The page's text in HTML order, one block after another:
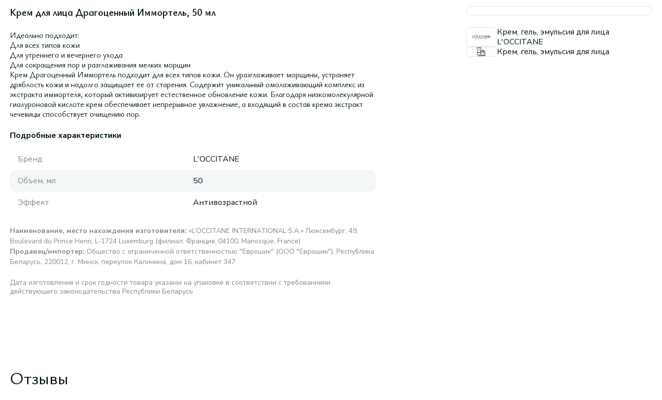
Крем для лица Драгоценный Иммортель, 50 мл
Идеально подходит:
Для всех типов кожи
Для утреннего и вечернего ухода
Для сокращения пор и разглаживания мелких морщин
Крем Драгоценный Иммортель подходит для всех типов кожи. Он уразглаживает морщины, устраняет
дряблость кожи и надолго защищает ее от старения. Содержит уникальный омолаживающий комплекс из
экстракта иммортеля, который активизирует естественное обновление кожи. Благодаря низкомолекулярной
гиалуроновой кислоте крем обеспечивает непрерывное увлажнение, а входящий в состав крема экстракт
чечевицы способствует очищению пор.
Подробные характеристики
Бренд
L'OCCITANE
Объем, мл
50
Эффект
Антивозрастной
Наименование, место нахождения изготовителя: «L’OCCITANE INTERNATIONAL S.A.» Люксембург, 49,
Boulevard du Prince Henri, L-1724 Luxemburg (филиал: Франция, 04100, Manosque, France)
Продавец/импортер: Общество с ограниченной ответственностью "Еврошик" (ООО "Еврошик"), Республика
Беларусь, 220012, г. Минск, переулок Калинина, дом 16, кабинет 347
Дата изготовления и срок годности товара указаны на упаковке в соответствии с требованиями
действующего законодательства Республики Беларусь
Крем, гель, эмульсия для лица
L'OCCITANE
Крем, гель, эмульсия для лица
Отзывы